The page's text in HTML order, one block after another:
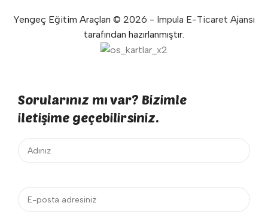
Yengeç Eğitim Araçları © 2026 - Impula E-Ticaret Ajansı
tarafından hazırlanmıştır.
Sorularınız mı var? Bizimle
iletişime geçebilirsiniz.